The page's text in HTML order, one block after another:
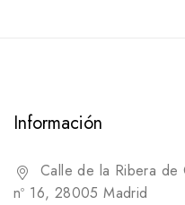
Información
Calle de la Ribera de
nº 16, 28005 Madrid